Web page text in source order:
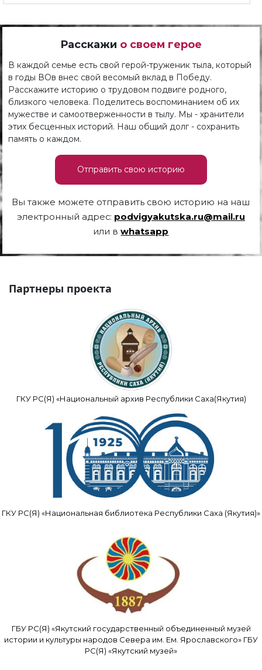
Расскажи о своем герое
В каждой семье есть свой герой-труженик тыла, который
в годы ВОв внес свой весомый вклад в Победу.
Расскажите историю о трудовом подвиге родного,
близкого человека. Поделитесь воспоминанием об их
мужестве и самоотверженности в тылу. Мы - хранители
этих бесценных историй. Наш общий долг - сохранить
память о каждом.
Отправить свою историю
Вы также можете отправить свою историю на наш
электронный адрес: podvigyakutska.ru@mail.ru
или вwhatsapp
Партнеры проекта
ГКУ РС(Я) «Национальный архив Республики Саха(Якутия)
ГКУ РС(Я) «Национальная библиотека Республики Саха (Якутия)»
ГБУ РС(Я) «Якутский государственный объединенный музей
истории и культуры народов Севера им. Ем. Ярославского» ГБУ
РС(Я) «Якутский музей»